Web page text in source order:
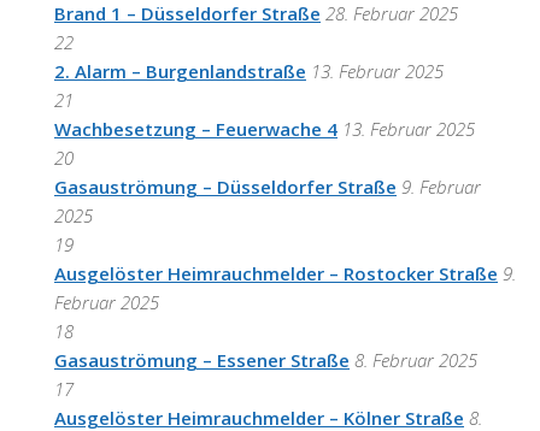
Brand 1 – Düsseldorfer Straße 28. Februar 2025
22
2. Alarm – Burgenlandstraße 13. Februar 2025
21
Wachbesetzung – Feuerwache 4 13. Februar 2025
20
Gasauströmung – Düsseldorfer Straße 9. Februar
2025
19
Ausgelöster Heimrauchmelder – Rostocker Straße 9.
Februar 2025
18
Gasauströmung – Essener Straße 8. Februar 2025
17
Ausgelöster Heimrauchmelder – Kölner Straße 8.